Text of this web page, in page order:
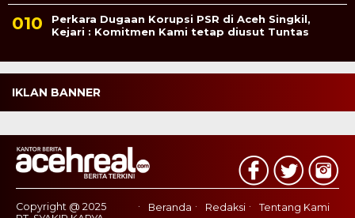
Perkara Dugaan Korupsi PSR di Aceh Singkil,
Kejari : Komitmen Kami tetap diusut Tuntas
IKLAN BANNER
Copyright @ 2025
Beranda Redaksi
Tentang Kami